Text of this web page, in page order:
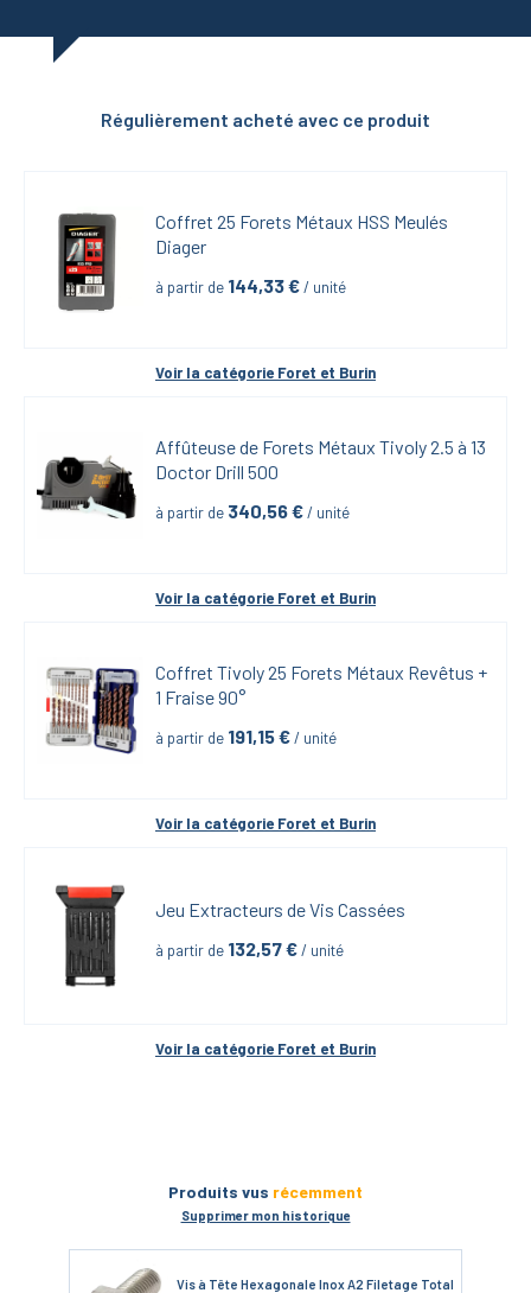
Régulièrement acheté avec ce produit
Coffret 25 Forets Métaux HSS Meulés
Diager
à partir de 144,33 € / unité
Voir la catégorie Foret et Burin
Affûteuse de Forets Métaux Tivoly 2.5 à 13
Doctor Drill 500
à partir de 340,56 € / unité
Voir la catégorie Foret et Burin
Coffret Tivoly 25 Forets Métaux Revêtus +
1 Fraise 90°
à partir de 191,15 € / unité
Voir la catégorie Foret et Burin
Jeu Extracteurs de Vis Cassées
à partir de 132,57 € / unité
Voir la catégorie Foret et Burin
Produits vus récemment
Supprimer mon historique
Vis à Tête Hexagonale Inox A2 Filetage Total